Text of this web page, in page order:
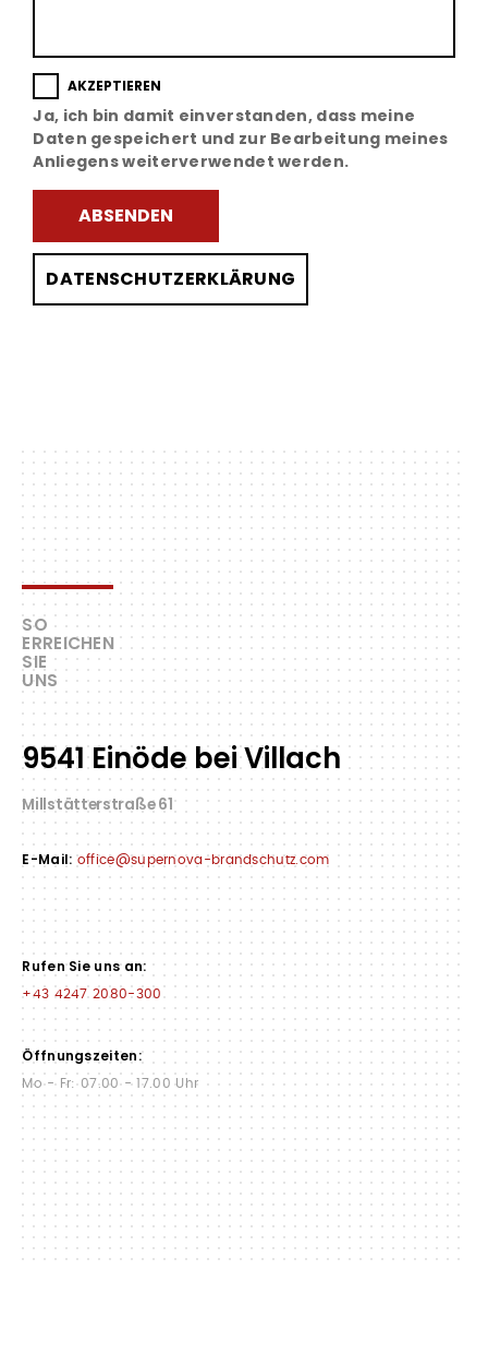
Ja, ich bin damit einverstanden, dass meine
Daten gespeichert und zur Bearbeitung meines
Anliegens weiterverwendet werden.
DATENSCHUTZERKLÄRUNG
SO
ERREICHEN
SIE
UNS
9541 Einöde bei Villach
Millstätterstraße 61
E-Mail: office@supernova-brandschutz.com
Rufen Sie uns an:
+43 4247 2080-300
Öffnungszeiten:
Mo - Fr: 07.00 - 17.00 Uhr